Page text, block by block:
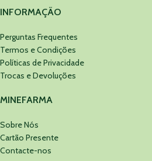
INFORMAÇÃO
Perguntas Frequentes
Termos e Condições
Políticas de Privacidade
Trocas e Devoluções
MINEFARMA
Sobre Nós
Cartão Presente
Contacte-nos